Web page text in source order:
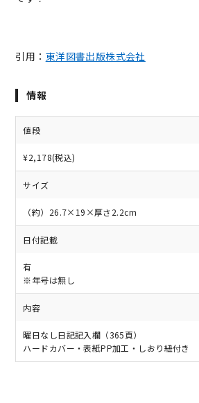
引用： 東洋図書出版株式会社
情報
値段
¥2,178(税込)
サイズ
（約）26.7×19×厚さ2.2cm
日付記載
有
※年号は無し
内容
曜日なし日記記入欄（365頁）
ハードカバー・表紙PP加工・しおり紐付き